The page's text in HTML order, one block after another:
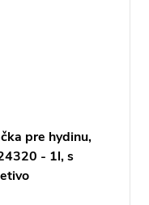
pre hydinu,
- 1l, s